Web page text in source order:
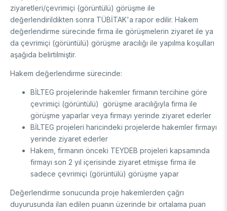
ziyaretleri/çevrimiçi (görüntülü) görüşme ile
değerlendirildikten sonra TÜBİTAK'a rapor edilir. Hakem
değerlendirme sürecinde firma ile görüşmelerin ziyaret ile ya
da çevrimiçi (görüntülü) görüşme aracılığı ile yapılma koşulları
aşağıda belirtilmiştir.
Hakem değerlendirme sürecinde:
BİLTEG projelerinde hakemler firmanın tercihine göre
çevrimiçi (görüntülü) görüşme aracılığıyla firma ile
görüşme yaparlar veya firmayı yerinde ziyaret ederler
BİLTEG projeleri haricindeki projelerde hakemler firmayı
yerinde ziyaret ederler
Hakem, firmanın önceki TEYDEB projeleri kapsamında
firmayı son 2 yıl içerisinde ziyaret etmişse firma ile
sadece çevrimiçi (görüntülü) görüşme yapar
Değerlendirme sonucunda proje hakemlerden çağrı
duyurusunda ilan edilen puanın üzerinde bir ortalama puan